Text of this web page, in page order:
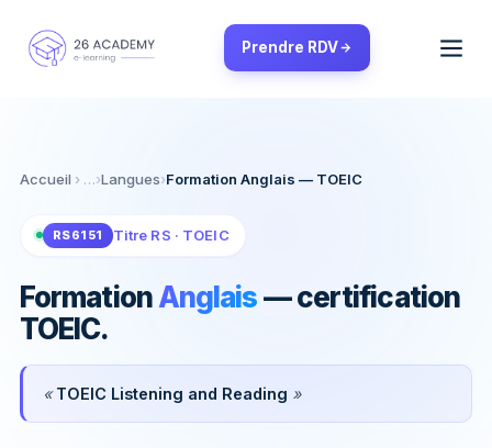
Prendre RDV
Accueil ›Langues›Formation Anglais — TOEIC
RS6151 Titre RS · TOEIC
FormationAnglais— certification
TOEIC.
«TOEIC Listening and Reading »